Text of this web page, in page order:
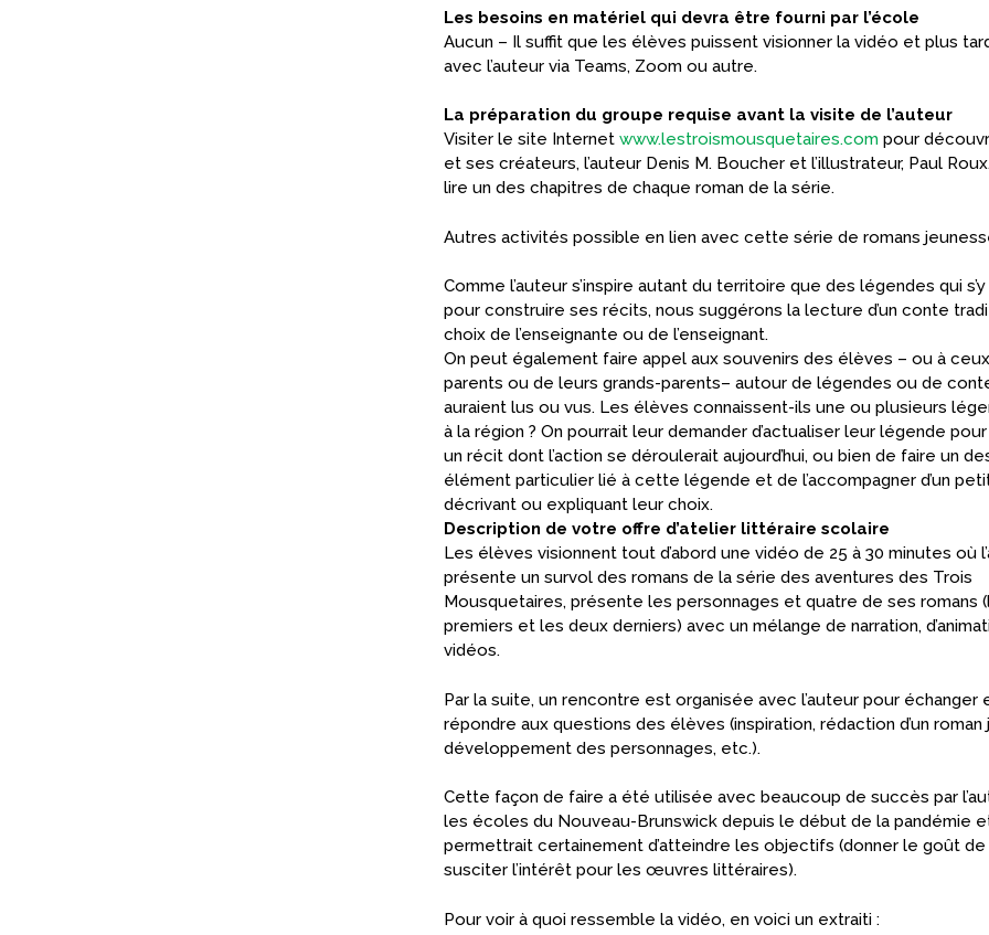
Les besoins en matériel qui devra être fourni par l’école
Aucun – Il suffit que les élèves puissent visionner la vidéo et plus
avec l’auteur via Teams, Zoom ou autre.
La préparation du groupe requise avant la visite de l’auteur
Visiter le site Internet www.lestroismousquetaires.com pour
et ses créateurs, l’auteur Denis M. Boucher et l’illustrateur, Paul
lire un des chapitres de chaque roman de la série.
Autres activités possible en lien avec cette série de romans
Comme l’auteur s’inspire autant du territoire que des légendes qui
pour construire ses récits, nous suggérons la lecture d’un conte
choix de l’enseignante ou de l’enseignant.
On peut également faire appel aux souvenirs des élèves – ou à
parents ou de leurs grands-parents– autour de légendes ou de
auraient lus ou vus. Les élèves connaissent-ils une ou plusieurs
à la région ? On pourrait leur demander d’actualiser leur légende
un récit dont l’action se déroulerait aujourd’hui, ou bien de faire un
élément particulier lié à cette légende et de l’accompagner d’un
décrivant ou expliquant leur choix.
Description de votre offre d’atelier littéraire scolaire
Les élèves visionnent tout d’abord une vidéo de 25 à 30 minutes où
présente un survol des romans de la série des aventures des Trois
Mousquetaires, présente les personnages et quatre de ses romans
premiers et les deux derniers) avec un mélange de narration,
vidéos.
Par la suite, un rencontre est organisée avec l’auteur pour échanger
répondre aux questions des élèves (inspiration, rédaction d’un roman
développement des personnages, etc.).
Cette façon de faire a été utilisée avec beaucoup de succès par
les écoles du Nouveau-Brunswick depuis le début de la pandémie
permettrait certainement d’atteindre les objectifs (donner le goût
susciter l’intérêt pour les œuvres littéraires).
Pour voir à quoi ressemble la vidéo, en voici un extraiti :